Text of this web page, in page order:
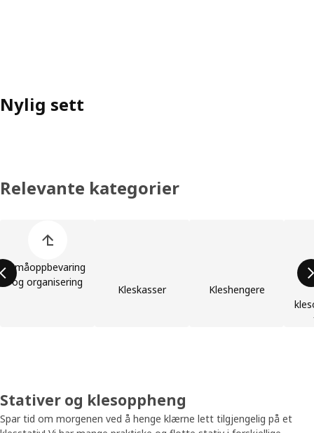
Nylig sett
Relevante kategorier
Småoppbevaring
og organisering
Kleskasser
Kleshengere
Stativer og klesoppheng
Spar tid om morgenen ved å henge klærne lett tilgjengelig på et